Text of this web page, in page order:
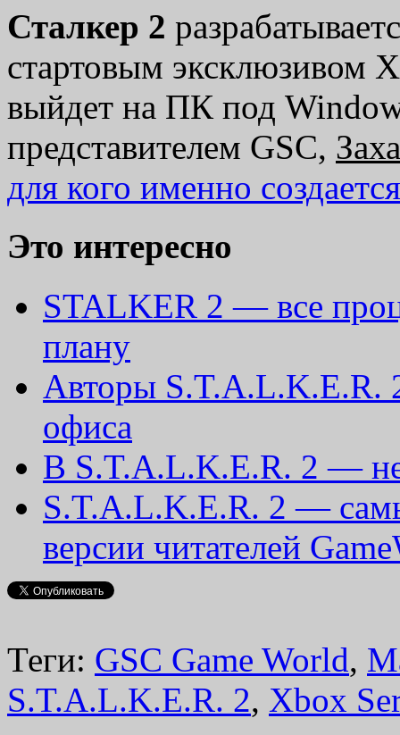
Сталкер 2
стартовым эксклюзивом
выйдет на ПК под
представителем GSC,
для кого именно
Это интересно
STALKER 2 — все
плану
Авторы S.T.A.L.K.E.R.
офиса
В S.T.A.L.K.E.R. 2 — не
S.T.A.L.K.E.R. 2 —
версии читателей
Теги: GSC Game World,
S.T.A.L.K.E.R. 2, Xbox